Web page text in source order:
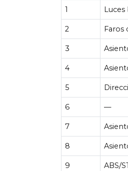
1 Luces
2 Faros
3
4
5
6 —
7
8
9 ABS/